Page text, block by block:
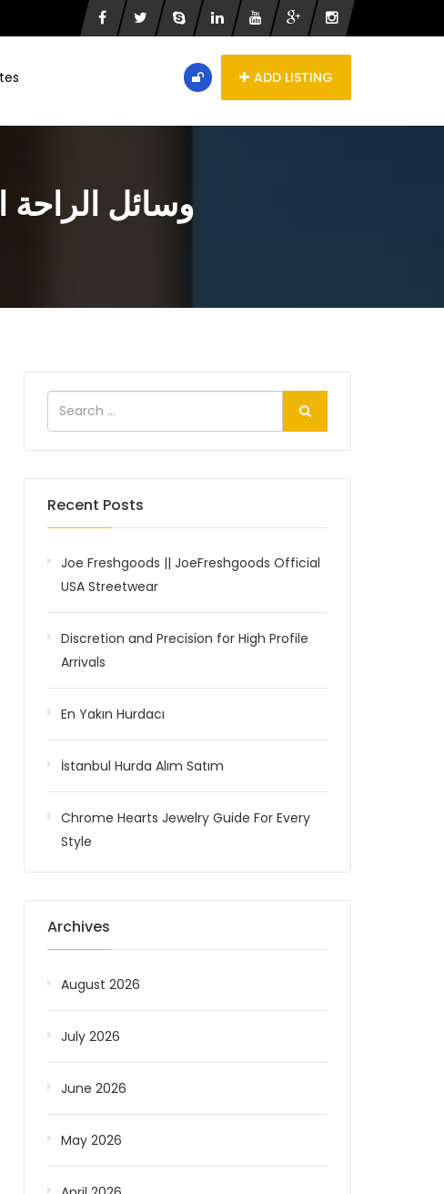
ADD LISTING
وسائل
Recent Posts
Joe Freshgoods || JoeFreshgoods Official
USA Streetwear
Discretion and Precision for High Profile
Arrivals
En Yakın Hurdacı
İstanbul Hurda Alım Satım
Chrome Hearts Jewelry Guide For Every
Style
Archives
August 2026
July 2026
June 2026
May 2026